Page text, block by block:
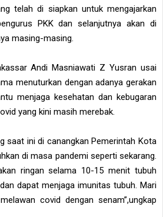
telah di siapkan untuk mengajarkan
PKK dan selanjutnya akan di
masing-masing.
Andi Masniawati Z Yusran usai
menuturkan dengan adanya gerakan
menjaga kesehatan dan kebugaran
yang kini masih merebak.
saat ini di canangkan Pemerintah Kota
di masa pandemi seperti sekarang.
ringan selama 10-15 menit tubuh
dapat menjaga imunitas tubuh. Mari
covid dengan senam”,ungkap